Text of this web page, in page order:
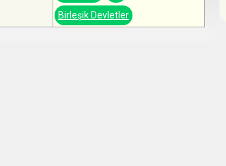
Birleşik Devletler